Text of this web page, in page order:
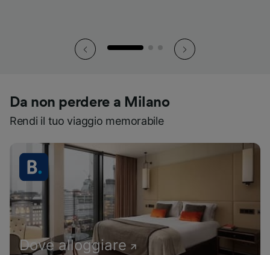
Da non perdere a Milano
Rendi il tuo viaggio memorabile
Dove alloggiare